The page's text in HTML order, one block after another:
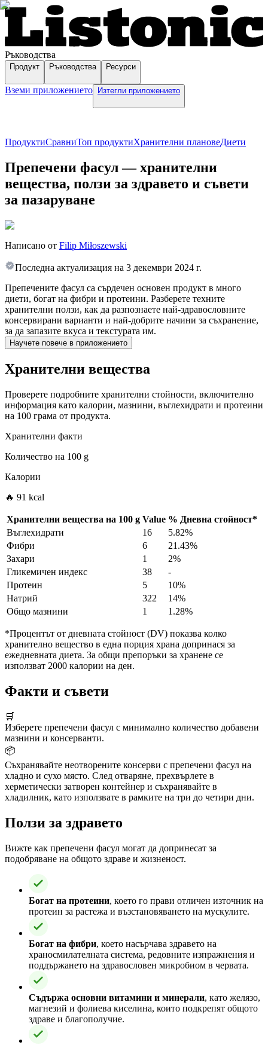
Ръководства
Продукт Ръководства Ресурси
Вземи приложението Изтегли приложението
ПродуктиСравниТоп продуктиХранителни плановеДиети
Препечени фасул — хранителни
вещества, ползи за здравето и съвети
за пазаруване
Написано от Filip Miłoszewski
Последна актуализация на 3 декември 2024 г.
Препечените фасул са сърдечен основен продукт в много
диети, богат на фибри и протеини. Разберете техните
хранителни ползи, как да разпознаете най-здравословните
консервирани варианти и най-добрите начини за съхранение,
за да запазите вкуса и текстурата им.
Научете повече в приложението
Хранителни вещества
Проверете подробните хранителни стойности, включително
информация като калории, мазнини, въглехидрати и протеини
на 100 грама от продукта.
Хранителни факти
Количество на 100 g
Калории
🔥 91 kcal
Хранителни вещества на 100 g Value % Дневна стойност*
Въглехидрати
16
5.82%
Фибри
6
21.43%
Захари
1
2%
Гликемичен индекс
38
-
Протеин
5
10%
Натрий
322
14%
Общо мазнини
1 1.28%
*Процентът от дневната стойност (DV) показва колко
хранително вещество в една порция храна допринася за
ежедневната диета. За общи препоръки за хранене се
използват 2000 калории на ден.
Факти и съвети
🛒
Изберете препечени фасул с минимално количество добавени
мазнини и консерванти.
📦
Съхранявайте неотворените консерви с препечени фасул на
хладно и сухо място. След отваряне, прехвърлете в
херметически затворен контейнер и съхранявайте в
хладилник, като използвате в рамките на три до четири дни.
Ползи за здравето
Вижте как препечени фасул могат да допринесат за
подобряване на общото здраве и жизненост.
Богат на протеини, което го прави отличен източник на
протеин за растежа и възстановяването на мускулите.
Богат на фибри, което насърчава здравето на
храносмилателната система, редовните изпражнения и
поддържането на здравословен микробиом в червата.
Съдържа основни витамини и минерали, като желязо,
магнезий и фолиева киселина, които подкрепят общото
здраве и благополучие.